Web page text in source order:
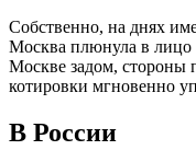
Собственно, на днях
Москва плюнула в лицо
Москве задом, стороны
котировки мгновенно
В России